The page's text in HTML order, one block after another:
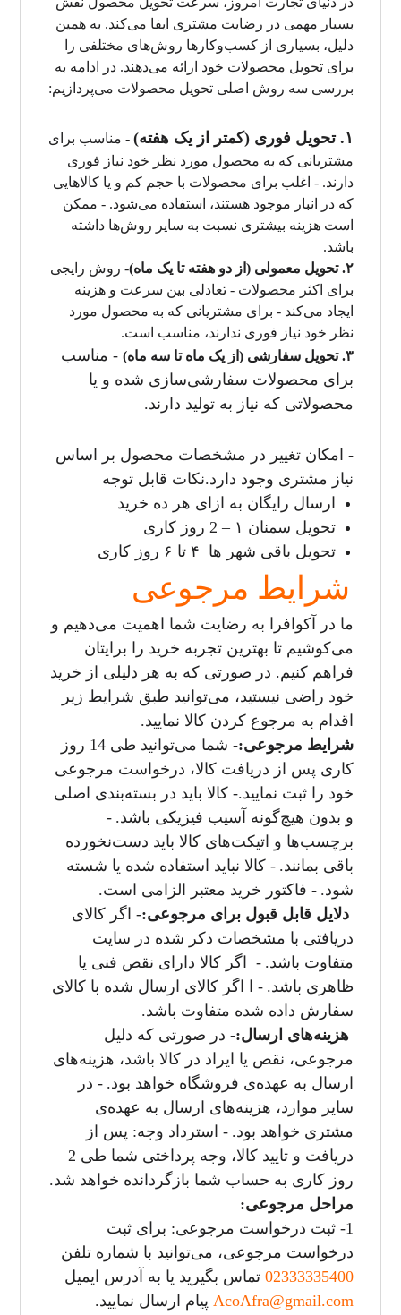
بسیار مهمی در رضایت مشتری ایفا می‌کند. به همین
دلیل، بسیاری از کسب‌وکارها روش‌های مختلفی را
برای تحویل محصولات خود ارائه می‌دهند. در ادامه به
بررسی سه روش اصلی تحویل محصولات می‌پردازیم:
۱. تحویل فوری (کمتر از یک هفته)
- مناسب برای
مشتریانی که به محصول مورد نظر خود نیاز فوری
دارند. - اغلب برای محصولات با حجم کم و یا کالاهایی
که در انبار موجود هستند، استفاده می‌شود. - ممکن
است هزینه بیشتری نسبت به سایر روش‌ها داشته
باشد.
۲. تحویل معمولی (از دو هفته تا یک ماه)
- روش رایجی
برای اکثر محصولات - تعادلی بین سرعت و هزینه
ایجاد می‌کند - برای مشتریانی که به محصول مورد
نظر خود نیاز فوری ندارند، مناسب است.
۳. تحویل سفارشی (از یک ماه تا سه ماه)
- مناسب
برای محصولات سفارشی‌سازی شده و یا
محصولاتی که نیاز به تولید دارند.
- امکان تغییر در مشخصات محصول بر اساس
نیاز مشتری وجود دارد.نکات قابل توجه
ارسال رایگان به ازای هر ده خرید
تحویل سمنان ۱ – 2 روز کاری
تحویل باقی شهر ها ۴ تا ۶ روز کاری
شرایط مرجوعی
ما در آکوافرا به رضایت شما اهمیت می‌دهیم و
می‌کوشیم تا بهترین تجربه خرید را برایتان
فراهم کنیم. در صورتی که به هر دلیلی از خرید
خود راضی نیستید، می‌توانید طبق شرایط زیر
اقدام به مرجوع کردن کالا نمایید.
شرایط مرجوعی:
- شما می‌توانید طی 14 روز
کاری پس از دریافت کالا، درخواست مرجوعی
خود را ثبت نمایید.- کالا باید در بسته‌بندی اصلی
و بدون هیچ‌گونه آسیب فیزیکی باشد. -
برچسب‌ها و اتیکت‌های کالا باید دست‌نخورده
باقی بمانند. - کالا نباید استفاده شده یا شسته
شود. - فاکتور خرید معتبر الزامی است.
دلایل قابل قبول برای مرجوعی:- اگر کالای
دریافتی با مشخصات ذکر شده در سایت
متفاوت باشد. - اگر کالا دارای نقص فنی یا
ظاهری باشد. - ا اگر کالای ارسال شده با کالای
سفارش داده شده متفاوت باشد.
هزینه‌های ارسال:- در صورتی که دلیل
مرجوعی، نقص یا ایراد در کالا باشد، هزینه‌های
ارسال به عهده‌ی فروشگاه خواهد بود. - در
سایر موارد، هزینه‌های ارسال به عهده‌ی
مشتری خواهد بود. - استرداد وجه: پس از
دریافت و تایید کالا، وجه پرداختی شما طی 2
روز کاری به حساب شما بازگردانده خواهد شد.
مراحل مرجوعی:
1- ثبت درخواست مرجوعی: برای ثبت
درخواست مرجوعی، می‌توانید با شماره تلفن
02333335400 تماس بگیرید یا به آدرس ایمیل
AcoAfra@gmail.com پیام ارسال نمایید.